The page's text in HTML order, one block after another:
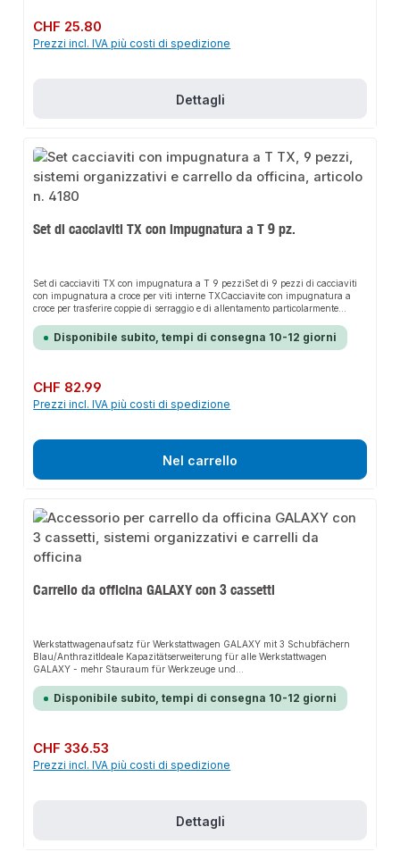
Prezzo normale:
CHF 25.80
Prezzi incl. IVA più costi di spedizione
Dettagli
Set di cacciaviti TX con impugnatura a T 9 pz.
Set di cacciaviti TX con impugnatura a T 9 pezziSet di 9 pezzi di cacciaviti
con impugnatura a croce per viti interne TXCacciavite con impugnatura a
croce per trasferire coppie di serraggio e di allentamento particolarmente
all'effetto leva del gambo lungoLavoro sicuro e senza fatica grazie
all'impugnatura ergonomica a due componentiSupporto in metallo incluso -
- 25 - 27 - 30 - 40 - 45 - 50 incluso supporto metallico per appoggio e
sospensione
Disponibile subito, tempi di consegna 10-12 giorni
Prezzo normale:
CHF 82.99
Prezzi incl. IVA più costi di spedizione
Nel carrello
Carrello da officina GALAXY con 3 cassetti
Werkstattwagenaufsatz für Werkstattwagen GALAXY mit 3 Schubfächern
Blau/AnthrazitIdeale Kapazitätserweiterung für alle Werkstattwagen
GALAXY - mehr Stauraum für Werkzeuge und
und 2x 75 mmDreistufiges SicherheitskonzeptHohe Arbeitssicherheit durch
doppelten KippschutzNur ein Schubfach gleichzeitig ausziehbarAufsatz
SchubfachbelastbarkeitMultifunktional durch Vierkant-Lochblechwand mit
Zubehör erweiterbarHervorragende Erreichbarkeit der Werkzeuge durch
Schubfächer mit 100% VollauszugInklusive zwei stabilen Handgriffen
Disponibile subito, tempi di consegna 10-12 giorni
Prezzo normale:
CHF 336.53
Prezzi incl. IVA più costi di spedizione
Dettagli